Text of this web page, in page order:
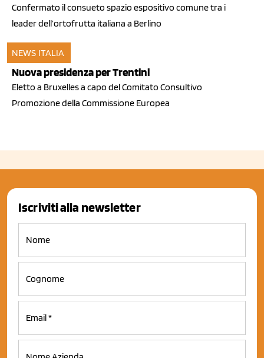
Confermato il consueto spazio espositivo comune tra i
leader dell’ortofrutta italiana a Berlino
NEWS ITALIA
03 mar 2011
Nuova presidenza per Trentini
Eletto a Bruxelles a capo del Comitato Consultivo
Promozione della Commissione Europea
Iscriviti alla newsletter